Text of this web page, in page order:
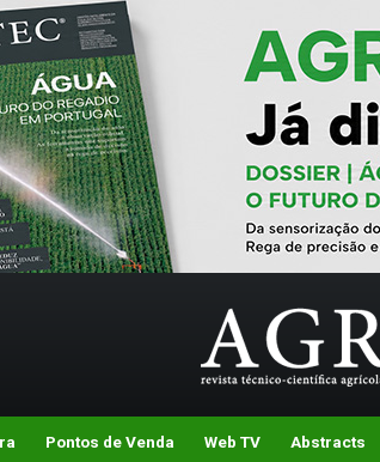
Pontos de Venda Web TV Abstracts